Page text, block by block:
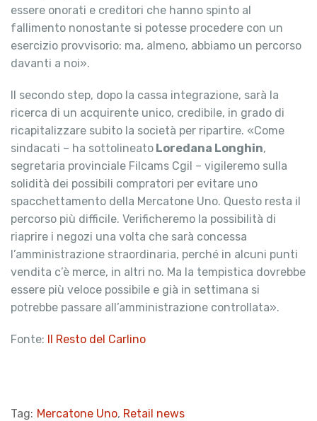
essere onorati e creditori che hanno spinto al
fallimento nonostante si potesse procedere con un
esercizio provvisorio: ma, almeno, abbiamo un percorso
davanti a noi».
Il secondo step, dopo la cassa integrazione, sarà la
ricerca di un acquirente unico, credibile, in grado di
ricapitalizzare subito la società per ripartire. «Come
sindacati – ha sottolineato Loredana Longhin,
segretaria provinciale Filcams Cgil – vigileremo sulla
solidità dei possibili compratori per evitare uno
spacchettamento della Mercatone Uno. Questo resta il
percorso più difficile. Verificheremo la possibilità di
riaprire i negozi una volta che sarà concessa
l’amministrazione straordinaria, perché in alcuni punti
vendita c’è merce, in altri no. Ma la tempistica dovrebbe
essere più veloce possibile e già in settimana si
potrebbe passare all’amministrazione controllata».
Fonte: Il Resto del Carlino
Tag: Mercatone Uno, Retail news